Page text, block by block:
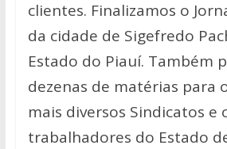
clientes. Finalizamos o
da cidade de Sigefredo
Estado do Piauí. Também
dezenas de matérias para
mais diversos Sindicatos e
trabalhadores do Estado